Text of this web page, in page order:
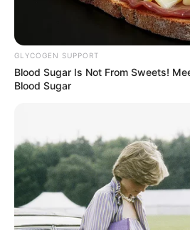
GLYCOGEN SUPPORT
Blood Sugar Is Not From Sweets!
Blood Sugar